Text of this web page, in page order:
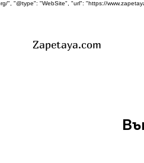
", "@type": "WebSite", "url": "https://
Zapetaya.com